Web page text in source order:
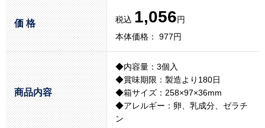
価 格 税込 1,056円
本体価格： 977円
商品内容
◆内容量：3個入
◆賞味期限：製造より180日
◆箱サイズ：258×97×36mm
◆アレルギー：卵、乳成分、ゼラチ
ン